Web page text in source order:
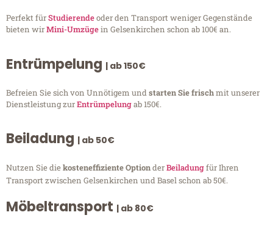
Perfekt fürStudierendeoder den Transport weniger Gegenstände
bieten wirMini-Umzügein Gelsenkirchen schon ab 100€ an.
Entrümpelung | ab 150€
Befreien Sie sich von Unnötigem undstarten Sie frischmit unserer
Dienstleistung zurEntrümpelungab 150€.
Beiladung | ab 50€
Nutzen Sie diekosteneffiziente OptionderBeiladungfür Ihren
Transport zwischen Gelsenkirchen und Basel schon ab 50€.
Möbeltransport | ab 80€